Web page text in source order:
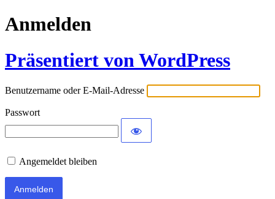
Anmelden
Präsentiert von WordPress
Benutzername oder E-Mail-Adresse
Passwort
Angemeldet bleiben